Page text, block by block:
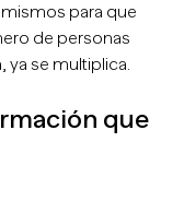
para que
de personas
se multiplica.
que